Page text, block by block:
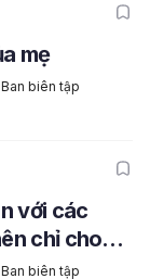
mẹ
biên tập
với các
chỉ cho
biên tập